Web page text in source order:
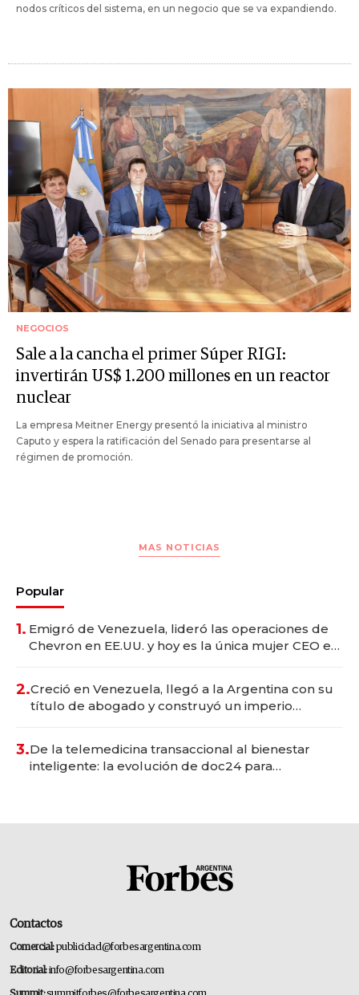
nodos críticos del sistema, en un negocio que se va expandiendo.
NEGOCIOS
Sale a la cancha el primer Súper RIGI:
invertirán US$ 1.200 millones en un reactor
nuclear
La empresa Meitner Energy presentó la iniciativa al ministro
Caputo y espera la ratificación del Senado para presentarse al
régimen de promoción.
MAS NOTICIAS
Popular
1. Emigró de Venezuela, lideró las operaciones de
Chevron en EE.UU. y hoy es la única mujer CEO en
2.Creció en Venezuela, llegó a la Argentina con su
título de abogado y construyó un imperio
3.De la telemedicina transaccional al bienestar
inteligente: la evolución de doc24 para
Contactos
Comercial:publicidad@forbesargentina.com
Editorial:info@forbesargentina.com